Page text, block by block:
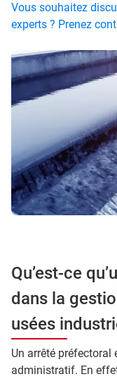
Vous souhaitez
experts ? Prenez
Qu’est-ce
dans la
usées
Un arrêté préfectoral
administratif. En